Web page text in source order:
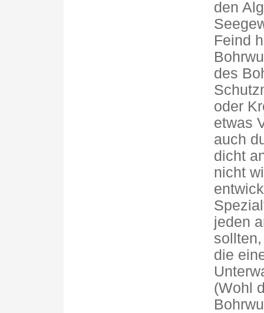
den
Feind
des
oder
etwas
auch
dicht
nicht
jeden
die
(Wohl